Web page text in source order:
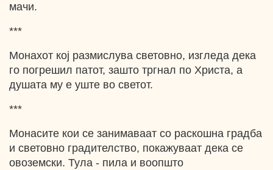
мачи.
***
Монахот кој размислува световно, изгледа дека
го погрешил патот, зашто тргнал по Христа, а
душата му е уште во светот.
***
Монасите кои се занимаваат со раскошна градба
и световно градителство, покажуваат дека се
овоземски. Тула - пила и воопшто